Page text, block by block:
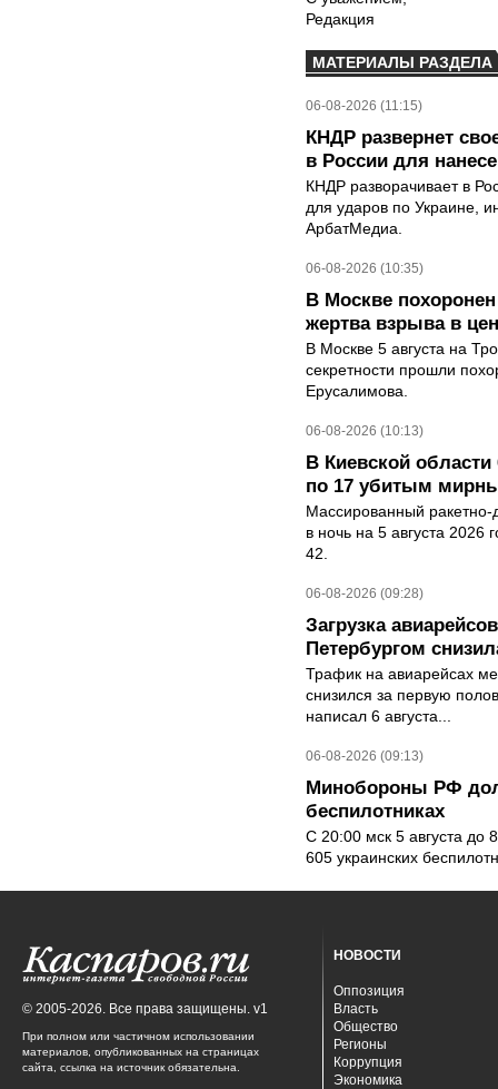
Редакция
МАТЕРИАЛЫ РАЗДЕЛА
06-08-2026 (11:15)
КНДР развернет
в России для
КНДР разворачивает в
для ударов по Украине,
АрбатМедиа.
06-08-2026 (10:35)
В Москве
жертва взрыва в
В Москве 5 августа на
секретности прошли
Ерусалимова.
06-08-2026 (10:13)
В Киевской
по 17 убитым
Массированный ракетно-
в ночь на 5 августа 2026
42.
06-08-2026 (09:28)
Загрузка
Петербургом
Трафик на авиарейсах
снизился за первую
написал 6 августа...
06-08-2026 (09:13)
Минобороны РФ
беспилотниках
С 20:00 мск 5 августа до
605 украинских
© 2005-2026. Все права защищены. v1
При полном или частичном использовании
материалов, опубликованных на страницах
сайта, ссылка на источник обязательна.
НОВОСТИ
Оппозиция
Власть
Общество
Регионы
Коррупция
Экономика